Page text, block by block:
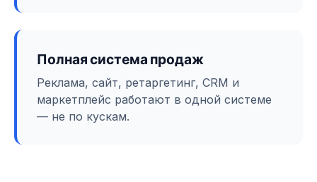
Полная система продаж
Реклама, сайт, ретаргетинг, CRM и
маркетплейс работают в одной системе
— не по кускам.